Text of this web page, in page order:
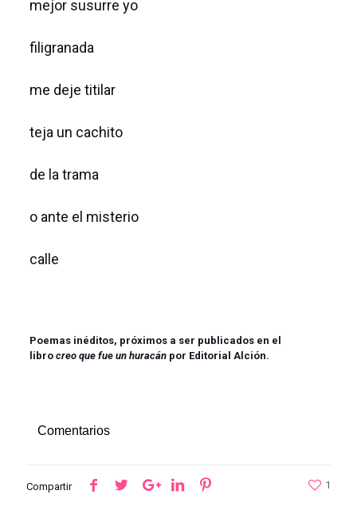
mejor susurre yo
filigranada
me deje titilar
teja un cachito
de la trama
o ante el misterio
calle
Poemas inéditos, próximos a ser publicados en el
libro creo que fue un huracánpor Editorial Alción.
Comentarios
Compartir 1